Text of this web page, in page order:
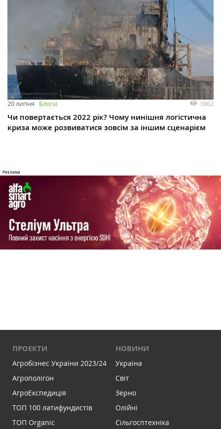
20 липня Блоги 3862
Чи повертається 2022 рік? Чому нинішня логістична
криза може розвиватися зовсім за іншим сценарієм
ПРОЕКТИ
Агробізнес України 2023/24
Агрополігон
АгроЕкспедиція
ТОП 100 латифундистів
ТОП Organic
НОВИНИ
Україна
Світ
Зерно
Олійні
Сільгосптехніка